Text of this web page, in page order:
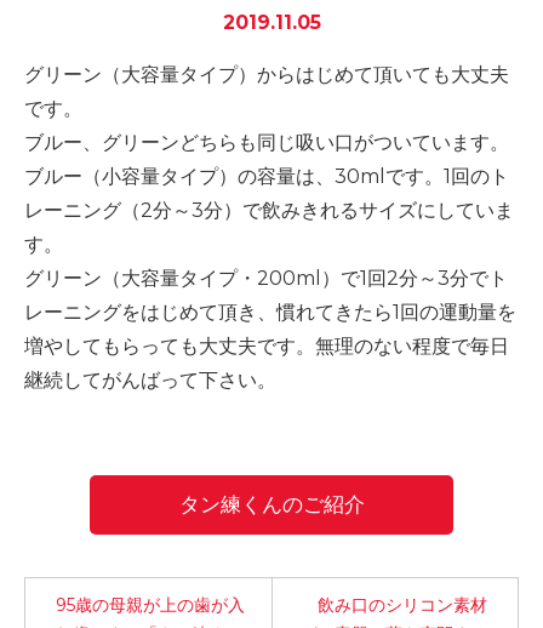
-メディア紹介事例
-誤嚥のQ&A(コラム)
-誤嚥・誤嚥性肺炎の予防策
会社情報
ショップ
電話する
2019.11.05
グリーン（大容量タイプ）からはじめて頂いても大丈夫
です。
ブルー、グリーンどちらも同じ吸い口がついています。
ブルー（小容量タイプ）の容量は、30mlです。1回のト
レーニング（2分～3分）で飲みきれるサイズにしていま
す。
グリーン（大容量タイプ・200ml）で1回2分～3分でト
レーニングをはじめて頂き、慣れてきたら1回の運動量を
増やしてもらっても大丈夫です。無理のない程度で毎日
継続してがんばって下さい。
タン練くんのご紹介
95歳の母親が上の歯が入
飲み口のシリコン素材